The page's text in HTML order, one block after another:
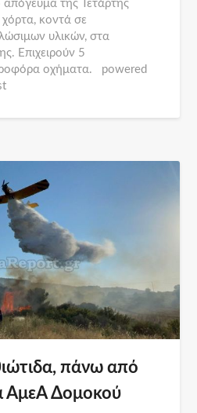
απόγευμα της Τετάρτης
κοντά σε
υλικών, στα
Επιχειρούν 5
οχήματα. powered
πάνω από
ΑμεΑ Δομοκού